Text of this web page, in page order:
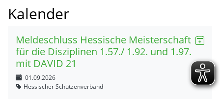
Kalender
Meldeschluss Hessische Meisterschaft
für die Disziplinen 1.57./ 1.92. und 1.97.
mit DAVID 21
01.09.2026
Hessischer Schützenverband